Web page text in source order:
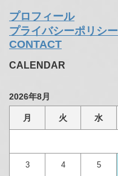
プロフィール
プライバシーポリシー
CONTACT
CALENDAR
2026年8月
月 火 水
3 4 5